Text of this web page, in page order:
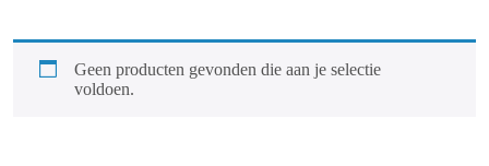
Geen producten gevonden die aan je selectie
voldoen.